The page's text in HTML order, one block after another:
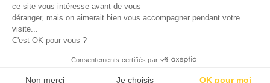
Tous droits réservés Alsace Velo Passion © -Achat & location de vélos
électriques : VTT, VTC, vélo de route, vélo gravel, speedbike, vélo
cargo électrique
ce site vous intéresse avant de vous
déranger, mais on aimerait bien vous accompagner pendant votre
visite...
C'est OK pour vous ?
Consentements certifiés par
Non merci Je choisis OK pour moi